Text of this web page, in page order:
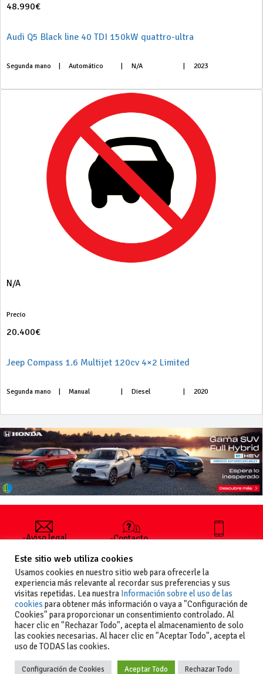
48.990€
Audi Q5 Black line 40 TDI 150kW quattro-ultra
Segunda mano Automático N/A 2023
N/A
Precio
20.400€
Jeep Compass 1.6 Multijet 120cv 4×2 Limited
Segunda mano Manual Diesel 2020
-Aviso legal
generales
de uso
-Política de
privacidad
-Política de
cookies
-Contacto
publicar un
anuncio
-Vende+
+34 627 35
Este sitio web utiliza cookies
Usamos cookies en nuestro sitio web para ofrecerle la
experiencia más relevante al recordar sus preferencias y sus
visitas repetidas. Lea nuestra Información sobre el uso de las
cookies para obtener más información o vaya a "Configuración de
Cookies" para proporcionar un consentimiento controlado. Al
hacer clic en "Rechazar Todo", acepta el almacenamiento de solo
las cookies necesarias. Al hacer clic en "Aceptar Todo", acepta el
uso de TODAS las cookies.
Configuración de Cookies Aceptar Todo Rechazar Todo